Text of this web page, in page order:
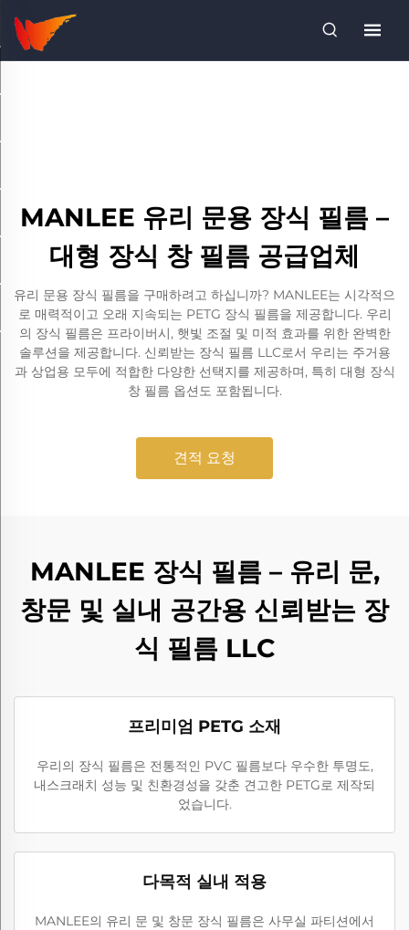
MANLEE 유리 문용 장식 필름 –
대형 장식 창 필름 공급업체
유리 문용 장식 필름을 구매하려고 하십니까? MANLEE는 시각적으
로 매력적이고 오래 지속되는 PETG 장식 필름을 제공합니다. 우리
의 장식 필름은 프라이버시, 햇빛 조절 및 미적 효과를 위한 완벽한
솔루션을 제공합니다. 신뢰받는 장식 필름 LLC로서 우리는 주거용
과 상업용 모두에 적합한 다양한 선택지를 제공하며, 특히 대형 장식
창 필름 옵션도 포함됩니다.
견적 요청
MANLEE 장식 필름 – 유리 문,
창문 및 실내 공간용 신뢰받는 장
식 필름 LLC
프리미엄 PETG 소재
우리의 장식 필름은 전통적인 PVC 필름보다 우수한 투명도,
내스크래치 성능 및 친환경성을 갖춘 견고한 PETG로 제작되
었습니다.
다목적 실내 적용
MANLEE의 유리 문 및 창문 장식 필름은 사무실 파티션에서